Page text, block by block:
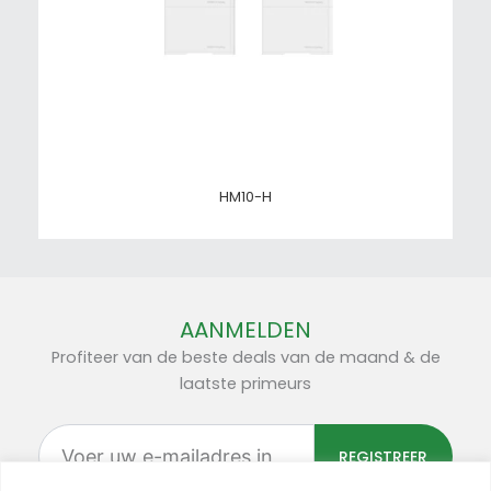
HM10-H
AANMELDEN
Profiteer van de beste deals van de maand & de
laatste primeurs
Voer
uw
REGISTREER